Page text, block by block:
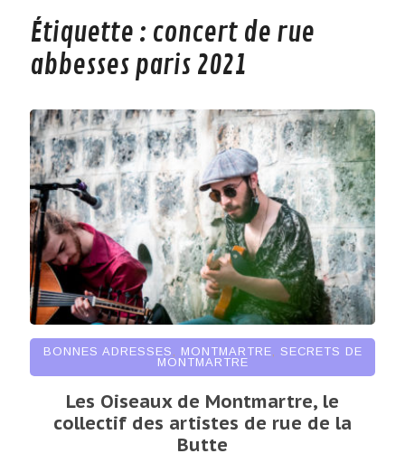
Étiquette : concert de rue
abbesses paris 2021
BONNES ADRESSES MONTMARTRE
SECRETS DE
MONTMARTRE
Les Oiseaux de Montmartre, le
collectif des artistes de rue de la
Butte